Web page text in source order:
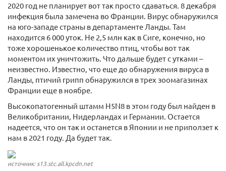
2020 год не планирует вот так просто сдаваться. 8 декабря
инфекция была замечена во Франции. Вирус обнаружился
на юго-западе страны в департаменте Ланды. Там
находится 6 000 уток. Не 2,5 млн как в Сиге, конечно, но
тоже хорошенькое количество птиц, чтобы вот так
моментом их уничтожить. Что дальше будет с утками –
неизвестно. Известно, что еще до обнаружения вируса в
Ланды, птичий грипп обнаружился в трех зоомагазинах
Франции еще в ноябре.
Высокопатогенный штамм H5N8 в этом году был найден в
Великобритании, Нидерландах и Германии. Остается
надеется, что он так и останется в Японии и не приползет к
нам в 2021 году. Да будет так.
источник: s13.stc.all.kpcdn.net